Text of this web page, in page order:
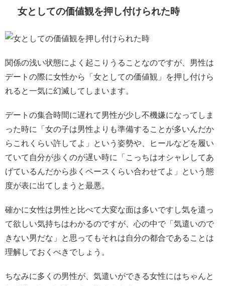
女としての価値観を押し付けられた時
関係の浅い状態によく起こりうることなのですが、男性は
デートの際に女性から「女としての価値観」を押し付けら
れると一気に幻滅してしまいます。
デートの集合時間に遅れて男性が少し不機嫌になってしま
った時に「女の子は男性よりも準備することが多いんだか
らこれくらい許してよ」という姿勢や、ヒールなどを履い
ていて自分が歩くのが遅い時に「こっちはオシャレしてあ
げているんだから歩くペースくらい合わせてよ」という態
度が表に出てしまうと最悪。
確かに女性は男性と比べて大変な面は多いですし気を遣っ
て欲しい気持ちはわかるのですが、心の中で「気遣いので
きない男だな」と思ってもそれは自分の都合であることは
理解しておくべきでしょう。
ちなみに多くの男性が、気遣いができる女性にはちゃんと